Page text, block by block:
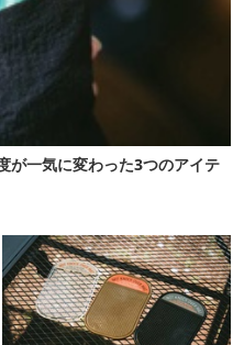
が一気に変わった3つのアイテ